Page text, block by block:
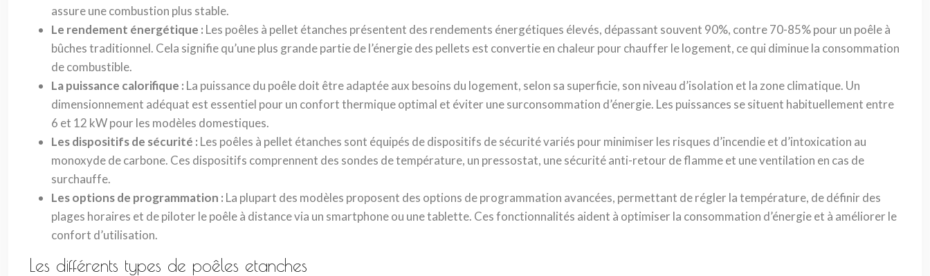
assure une combustion plus stable.
Le rendement énergétique : Les poêles à pellet étanches présentent des rendements énergétiques élevés, dépassant souvent 90%, contre 70-85% pour un poêle à
bûches traditionnel. Cela signifie qu’une plus grande partie de l’énergie des pellets est convertie en chaleur pour chauffer le logement, ce qui diminue la consommation
de combustible.
La puissance calorifique : La puissance du poêle doit être adaptée aux besoins du logement, selon sa superficie, son niveau d’isolation et la zone climatique. Un
dimensionnement adéquat est essentiel pour un confort thermique optimal et éviter une surconsommation d’énergie. Les puissances se situent habituellement entre
6 et 12 kW pour les modèles domestiques.
Les dispositifs de sécurité : Les poêles à pellet étanches sont équipés de dispositifs de sécurité variés pour minimiser les risques d’incendie et d’intoxication au
monoxyde de carbone. Ces dispositifs comprennent des sondes de température, un pressostat, une sécurité anti-retour de flamme et une ventilation en cas de
surchauffe.
Les options de programmation : La plupart des modèles proposent des options de programmation avancées, permettant de régler la température, de définir des
plages horaires et de piloter le poêle à distance via un smartphone ou une tablette. Ces fonctionnalités aident à optimiser la consommation d’énergie et à améliorer le
confort d’utilisation.
Les différents types de poêles etanches